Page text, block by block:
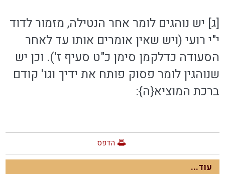
[ג] יש נוהגים לומר אחר הנטילה, מזמור לדוד
י"י רועי (ויש שאין אומרים אותו עד לאחר
הסעודה כדלקמן סימן כ"ט סעיף ז'). וכן יש
שנוהגין לומר פסוק פותח את ידיך וגו' קודם
ברכת המוציא{ה}:
הדפס
עוד...